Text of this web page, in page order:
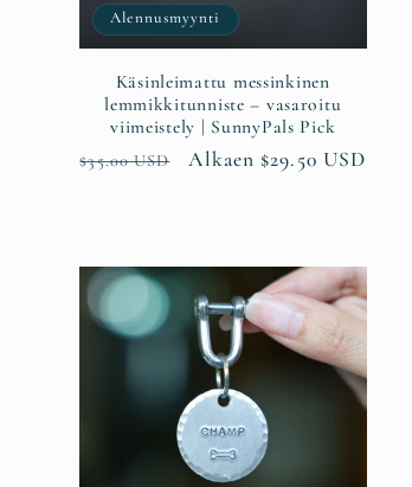
Alennusmyynti
Käsinleimattu messinkinen
lemmikkitunniste – vasaroitu
viimeistely | SunnyPals Pick
Normaalihinta
$35.00 USD Alennushinta
Alkaen $29.50 USD